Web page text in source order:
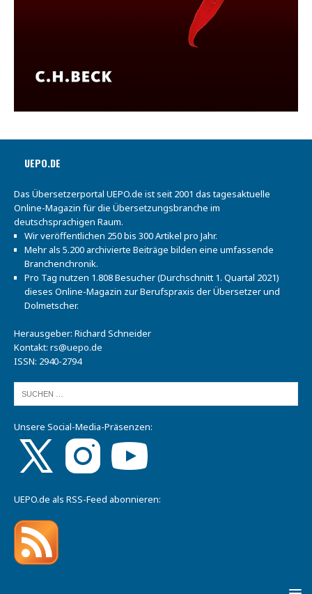
UEPO.DE
Das Übersetzerportal UEPO.de ist seit 2001 das tagesaktuelle
Online-Magazin für die Übersetzungsbranche im
deutschsprachigen Raum.
Wir veröffentlichen 250 bis 300 Artikel pro Jahr.
Mehr als 5.200 archivierte Beiträge bilden eine umfassende
Branchenchronik.
Pro Tag nutzen 1.808 Besucher (Durchschnitt 1. Quartal 2021)
dieses Online-Magazin zur Berufspraxis der Übersetzer und
Dolmetscher.
Herausgeber: Richard Schneider
Kontakt: rs@uepo.de
ISSN: 2940-2794
Unsere Social-Media-Präsenzen:
UEPO.de als RSS-Feed abonnieren: